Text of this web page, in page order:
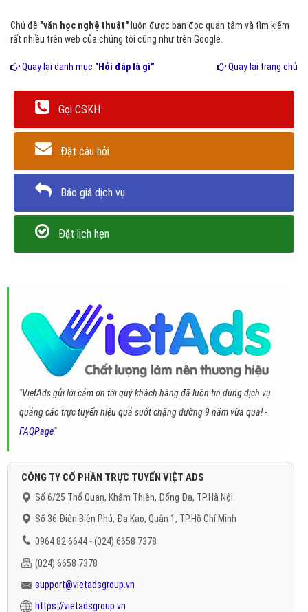
Chủ đề "văn học nghệ thuật" luôn được bạn đọc quan tâm và tìm kiếm
rất nhiều trên web của chúng tôi cũng như trên Google.
Quay lại danh mục "Hỏi đáp là gì" Quay lại trang chủ
Gọi CSKH
Đặt câu hỏi
Báo giá dịch vụ
Đặt lịch hẹn
"VietAds gửi lời cảm ơn tới quý khách hàng đã luôn tin dùng dịch vụ
quảng cáo trực tuyến hiệu quả suốt chặng đường 9 năm vừa qua! -
FAQPage"
CÔNG TY CỔ PHẦN TRỰC TUYẾN VIỆT ADS
Số 6/25 Thổ Quan, Khâm Thiên, Đống Đa, TP.Hà Nội
Số 36 Điện Biên Phủ, Đa Kao, Quận 1, TP.Hồ Chí Minh
0964 82 6644 - (024) 6658 7378
(024) 6658 7378
support@vietadsgroup.vn
https://vietadsgroup.vn